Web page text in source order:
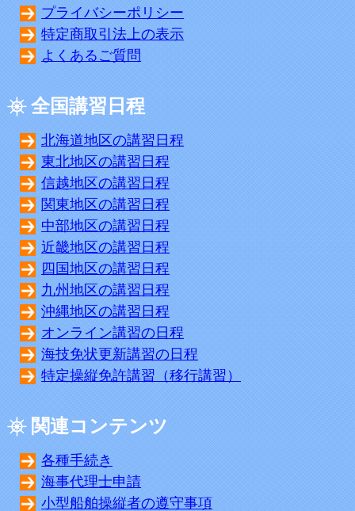
プライバシーポリシー
特定商取引法上の表示
よくあるご質問
全国講習日程
北海道地区の講習日程
東北地区の講習日程
信越地区の講習日程
関東地区の講習日程
中部地区の講習日程
近畿地区の講習日程
四国地区の講習日程
九州地区の講習日程
沖縄地区の講習日程
オンライン講習の日程
海技免状更新講習の日程
特定操縦免許講習（移行講習）
関連コンテンツ
各種手続き
海事代理士申請
小型船舶操縦者の遵守事項